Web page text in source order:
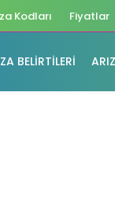
Kodları Fiyatlar
BELIRTILERI